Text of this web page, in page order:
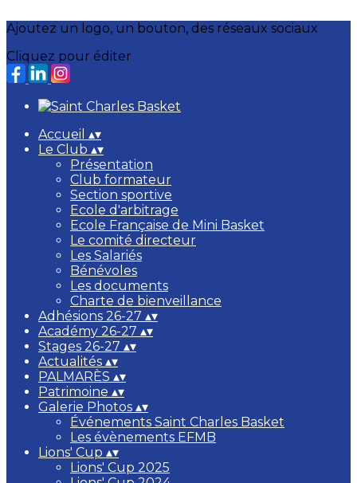
Ajoutez un logo, un bouton, des réseaux sociaux
Cliquez pour éditer
Accueil ▴▾
Le Club ▴▾
Présentation
Club formateur
Section sportive
Ecole d'arbitrage
Ecole Française de Mini Basket
Le comité directeur
Les Salariés
Bénévoles
Les documents
Charte de bienveillance
Adhésions 26-27 ▴▾
Académy 26-27 ▴▾
Stages 26-27 ▴▾
Actualités ▴▾
PALMARÈS ▴▾
Patrimoine ▴▾
Galerie Photos ▴▾
Événements Saint Charles Basket
Les évènements EFMB
Lions' Cup ▴▾
Lions' Cup 2025